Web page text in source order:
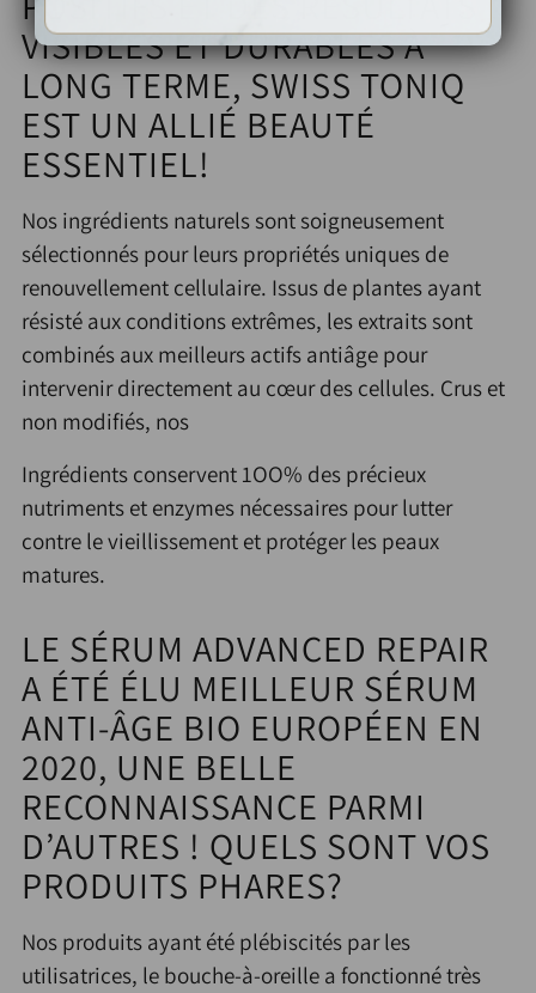
VISIBLES ET DURABLES À
LONG TERME, SWISS TONIQ
EST UN ALLIÉ BEAUTÉ
ESSENTIEL!
Nos ingrédients naturels sont soigneusement
sélectionnés pour leurs propriétés uniques de
renouvellement cellulaire. Issus de plantes ayant
résisté aux conditions extrêmes, les extraits sont
combinés aux meilleurs actifs anti­âge pour
intervenir directement au cœur des cellules. Crus et
non modifiés, nos
Ingrédients conservent 1OO% des précieux
nutriments et enzymes nécessaires pour lutter
contre le vieillissement et protéger les peaux
matures.
LE SÉRUM ADVANCED REPAIR
A ÉTÉ ÉLU MEILLEUR SÉRUM
ANTI-ÂGE BIO EUROPÉEN EN
2020, UNE BELLE
RECONNAISSANCE PARMI
D’AUTRES ! QUELS SONT VOS
PRODUITS PHARES?
Nos produits ayant été plébiscités par les
utilisatrices, le bouche-à-oreille a fonctionné très